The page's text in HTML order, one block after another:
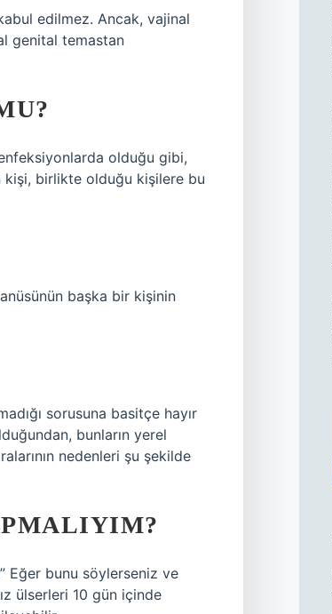
edilmez. Ancak, vajinal
genital temastan
olduğu gibi,
kişi, birlikte olduğu kişilere bu
başka bir kişinin
sorusuna basitçe hayır
bunların yerel
nedenleri şu şekilde
Eğer bunu söylerseniz ve
ülserleri 10 gün içinde